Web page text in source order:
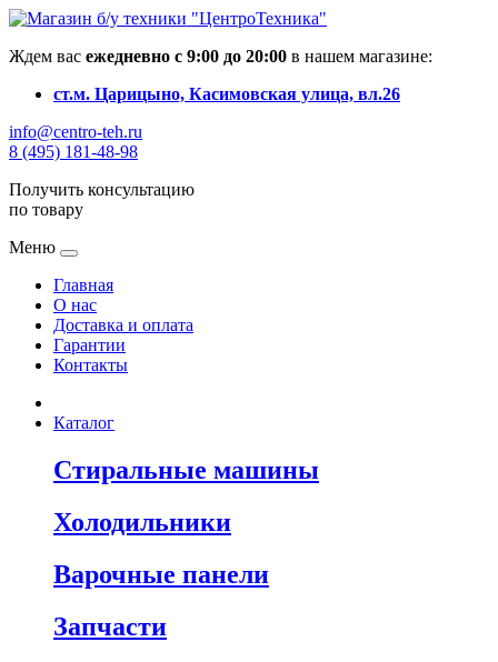
Ждем вас ежедневно с 9:00 до 20:00 в нашем магазине:
ст.м. Царицыно, Касимовская улица, вл.26
info@centro-teh.ru
8 (495) 181-48-98
Получить консультацию
по товару
Меню
Главная
О нас
Доставка и оплата
Гарантии
Контакты
Каталог
Стиральные машины
Холодильники
Варочные панели
Запчасти